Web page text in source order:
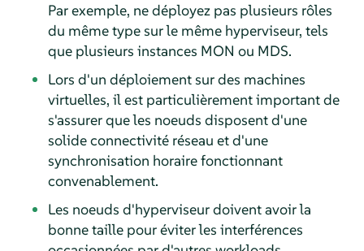
Par exemple, ne déployez pas plusieurs rôles
du même type sur le même hyperviseur, tels
que plusieurs instances MON ou MDS.
Lors d'un déploiement sur des machines
virtuelles, il est particulièrement important de
s'assurer que les noeuds disposent d'une
solide connectivité réseau et d'une
synchronisation horaire fonctionnant
convenablement.
Les noeuds d'hyperviseur doivent avoir la
bonne taille pour éviter les interférences